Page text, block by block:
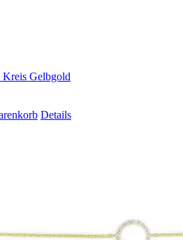
Gelbgold
Details